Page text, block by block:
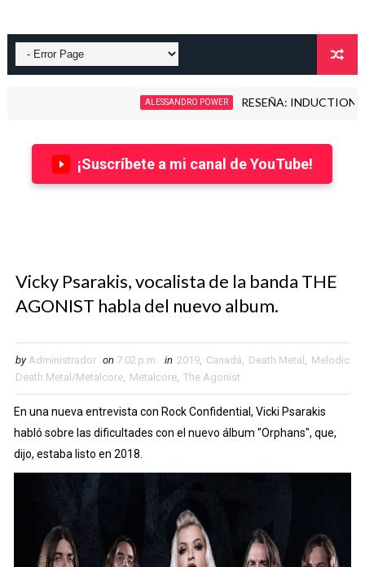
ALESSANDRO POWER RESEÑA: INDUCTION - LOVE
¡Suscríbete a mi canal de YouTube!
Vicky Psarakis, vocalista de la banda THE
AGONIST habla del nuevo album.
by Administrador on 7:02 p.m. in 2019, Canadá, Death Metal , Melodic
Death Metal/Metalcore, Metalcore, The Agonist
En una nueva entrevista con Rock Confidential, Vicki Psarakis
habló sobre las dificultades con el nuevo álbum "Orphans", que,
dijo, estaba listo en 2018.